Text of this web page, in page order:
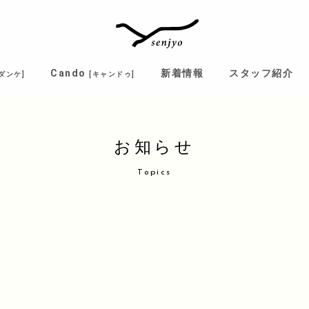
ンケ] Cando[キャンドゥ] 新着情報 スタッフ紹介
お知らせ
Topics